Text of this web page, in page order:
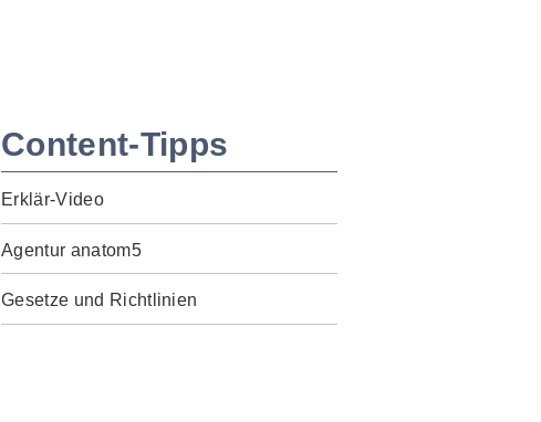
Content-Tipps
Erklär-Video
Agentur anatom5
Gesetze und Richtlinien